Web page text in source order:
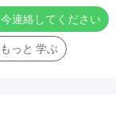
今連絡してください
もっと 学ぶ